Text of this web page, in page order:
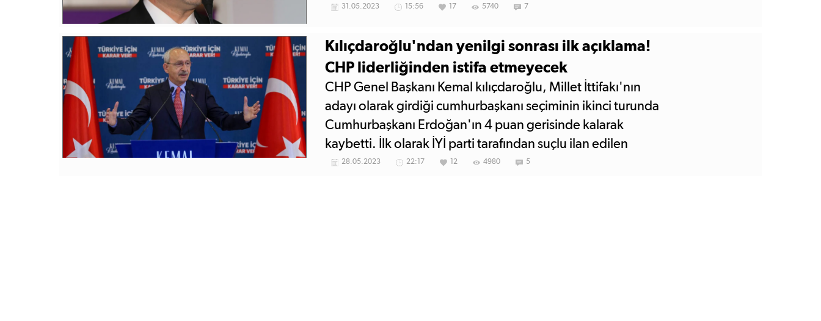
Mücadeleyi cezaevinden her yoldaşım gibi dirençle
31.05.2023 15:56 17 5740 7
Kılıçdaroğlu'ndan yenilgi sonrası ilk açıklama!
CHP liderliğinden istifa etmeyecek
CHP Genel Başkanı Kemal kılıçdaroğlu, Millet İttifakı'nın
adayı olarak girdiği cumhurbaşkanı seçiminin ikinci turunda
Cumhurbaşkanı Erdoğan'ın 4 puan gerisinde kalarak
kaybetti. İlk olarak İYİ parti tarafından suçlu ilan edilen
Kılıçdaroğlu, CHP liderliğinin istifa edecek mi sorusu cevabını
28.05.2023 22:17 12 4980 5